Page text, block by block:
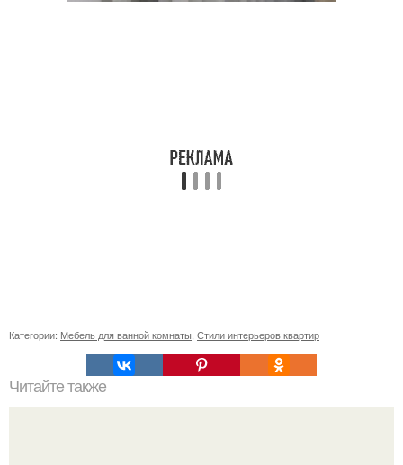
Категории: Мебель для ванной комнаты, Стили интерьеров квартир
Читайте также